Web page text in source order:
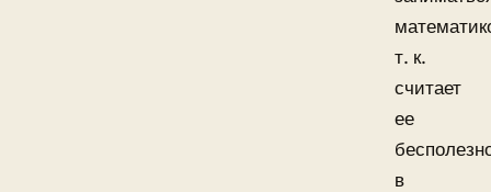
т. к.
считает
ее
в